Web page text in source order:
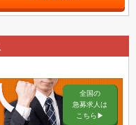
全国の
急募求人は
こちら▶︎